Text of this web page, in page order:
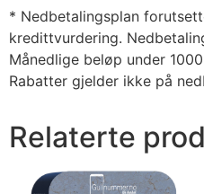
* Nedbetalingsplan
kredittvurdering.
Månedlige beløp under
Rabatter gjelder ikke på
Relaterte